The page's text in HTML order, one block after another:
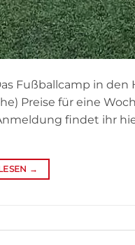
Fußballcamp in
Preise für eine
findet ihr
→